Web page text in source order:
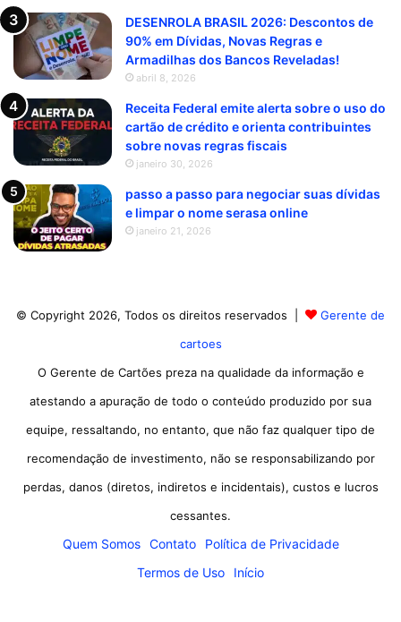
DESENROLA BRASIL 2026: Descontos de
90% em Dívidas, Novas Regras e
Armadilhas dos Bancos Reveladas!
abril 8, 2026
Receita Federal emite alerta sobre o uso do
cartão de crédito e orienta contribuintes
sobre novas regras fiscais
janeiro 30, 2026
passo a passo para negociar suas dívidas
e limpar o nome serasa online
janeiro 21, 2026
© Copyright 2026, Todos os direitos reservados |
Gerente de
cartoes
O Gerente de Cartões preza na qualidade da informação e
atestando a apuração de todo o conteúdo produzido por sua
equipe, ressaltando, no entanto, que não faz qualquer tipo de
recomendação de investimento, não se responsabilizando por
perdas, danos (diretos, indiretos e incidentais), custos e lucros
cessantes.
Quem Somos Contato
Política de Privacidade
Termos de Uso
Início